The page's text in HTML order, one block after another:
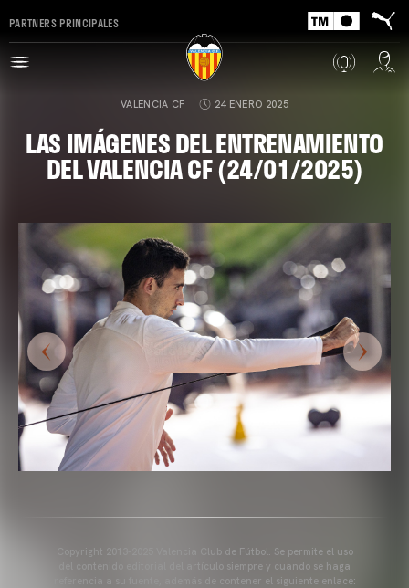
PARTNERS PRINCIPALES
VALENCIA CF 24 ENERO 2025
LAS IMÁGENES DEL ENTRENAMIENTO
DEL VALENCIA CF (24/01/2025)
Copyright 2013-2025 Valencia Club de Fútbol. Se permite el uso
del contenido editorial del artículo siempre y cuando se haga
referencia a su fuente, además de contener el siguiente enlace: